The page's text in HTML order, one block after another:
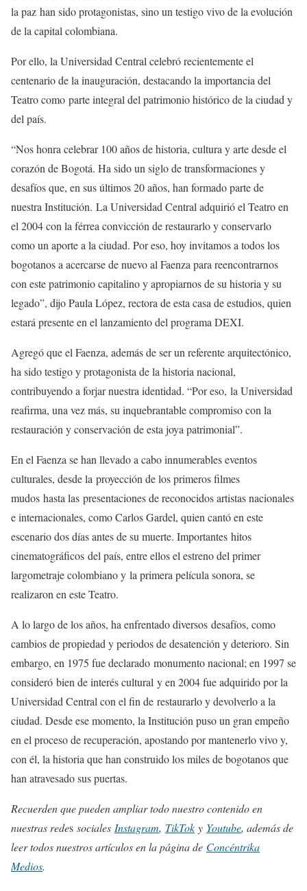
la paz han sido protagonistas, sino un testigo vivo de la evolución
de la capital colombiana.
Por ello, la Universidad Central celebró recientemente el
centenario de la inauguración, destacando la importancia del
Teatro como parte integral del patrimonio histórico de la ciudad y
del país.
“Nos honra celebrar 100 años de historia, cultura y arte desde el
corazón de Bogotá. Ha sido un siglo de transformaciones y
desafíos que, en sus últimos 20 años, han formado parte de
nuestra Institución. La Universidad Central adquirió el Teatro en
el 2004 con la férrea convicción de restaurarlo y conservarlo
como un aporte a la ciudad. Por eso, hoy invitamos a todos los
bogotanos a acercarse de nuevo al Faenza para reencontrarnos
con este patrimonio capitalino y apropiarnos de su historia y su
legado”, dijo Paula López, rectora de esta casa de estudios, quien
estará presente en el lanzamiento del programa DEXI.
Agregó que el Faenza, además de ser un referente arquitectónico,
ha sido testigo y protagonista de la historia nacional,
contribuyendo a forjar nuestra identidad. “Por eso, la Universidad
reafirma, una vez más, su inquebrantable compromiso con la
restauración y conservación de esta joya patrimonial”.
En el Faenza se han llevado a cabo innumerables eventos
culturales, desde la proyección de los primeros filmes
mudos hasta las presentaciones de reconocidos artistas nacionales
e internacionales, como Carlos Gardel, quien cantó en este
escenario dos días antes de su muerte. Importantes hitos
cinematográficos del país, entre ellos el estreno del primer
largometraje colombiano y la primera película sonora, se
realizaron en este Teatro.
A lo largo de los años, ha enfrentado diversos desafíos, como
cambios de propiedad y periodos de desatención y deterioro. Sin
embargo, en 1975 fue declarado monumento nacional; en 1997 se
consideró bien de interés cultural y en 2004 fue adquirido por la
Universidad Central con el fin de restaurarlo y devolverlo a la
ciudad. Desde ese momento, la Institución puso un gran empeño
en el proceso de recuperación, apostando por mantenerlo vivo y,
con él, la historia que han construido los miles de bogotanos que
han atravesado sus puertas.
Recuerden que pueden ampliar todo nuestro contenido en
nuestras redes sociales Instagram, TikTok y Youtube, además de
leer todos nuestros artículos en la página de Concéntrika
Medios.